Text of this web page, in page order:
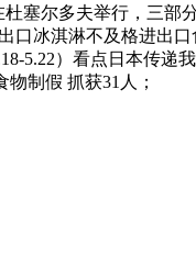
塞尔多夫举行，三部
冰淇淋不及格进出
5.22）看点日本传
制假 抓获31人；